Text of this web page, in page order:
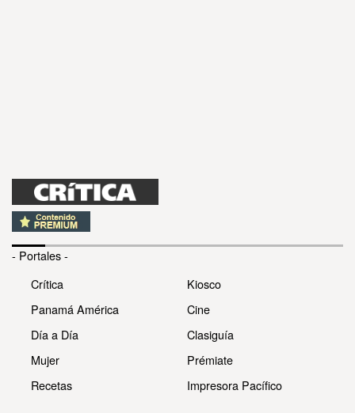
- Portales -
Crítica
Panamá América
Día a Día
Mujer
Recetas
Kiosco
Cine
Clasiguía
Prémiate
Impresora Pacífico